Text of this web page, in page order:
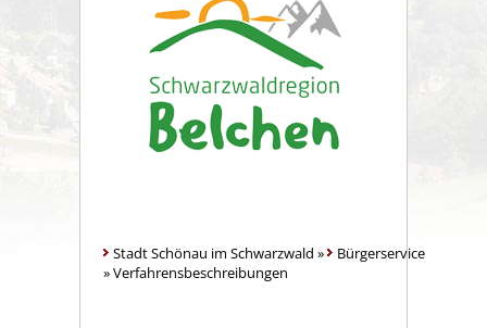
Stadt Schönau im Schwarzwald »
Bürgerservice
»Verfahrensbeschreibungen